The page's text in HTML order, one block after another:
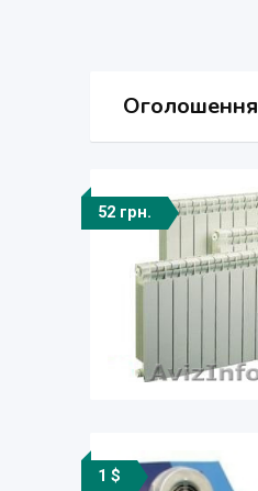
Оголошення
52 грн.
1 $